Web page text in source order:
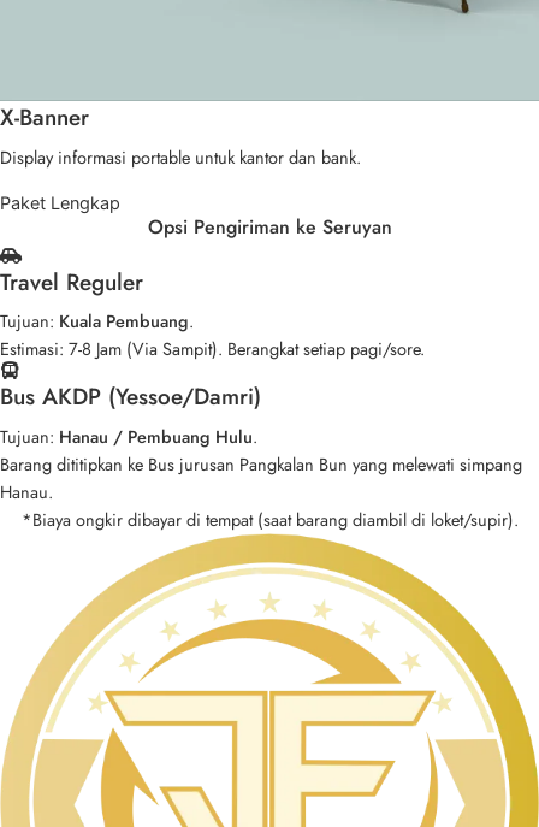
X-Banner
Display informasi portable untuk kantor dan bank.
Paket Lengkap
Opsi Pengiriman ke Seruyan
Travel Reguler
Tujuan: Kuala Pembuang.
Estimasi: 7-8 Jam (Via Sampit). Berangkat setiap pagi/sore.
Bus AKDP (Yessoe/Damri)
Tujuan: Hanau / Pembuang Hulu.
Barang dititipkan ke Bus jurusan Pangkalan Bun yang melewati simpang
Hanau.
*Biaya ongkir dibayar di tempat (saat barang diambil di loket/supir).